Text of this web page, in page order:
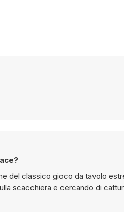
del classico gioco da tavolo
scacchiera e cercando di